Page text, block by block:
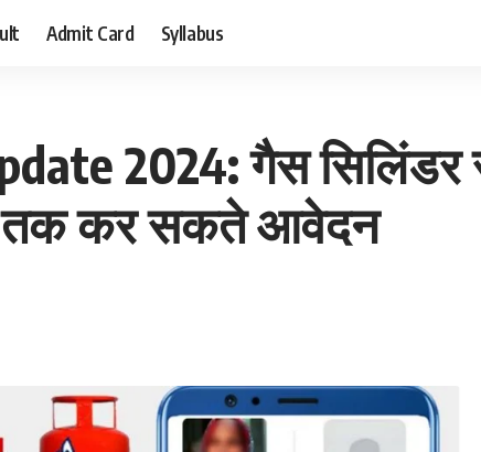
Admit Card Syllabus
2024: गैस सिलिंडर
तक कर सकते आवेदन